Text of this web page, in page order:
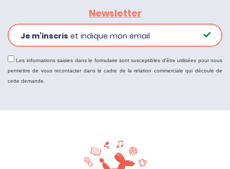
Newsletter
Je m’inscris et indique mon email
Les informations saisies dans le formulaire sont susceptibles d'être utilisées pour nous
permettre de vous recontacter dans le cadre de la relation commerciale qui découle de
cette demande.